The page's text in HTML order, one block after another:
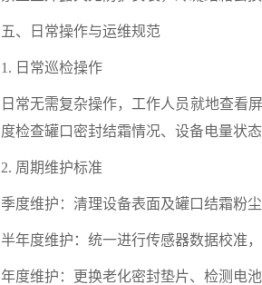
五、日常操作与运维规范
1. 日常巡检操作
日常无需复杂操作，工作人员就地查看
度检查罐口密封结霜情况、设备电量状态
2. 周期维护标准
季度维护：清理设备表面及罐口结霜粉
半年度维护：统一进行传感器数据校准
年度维护：更换老化密封垫片、检测电